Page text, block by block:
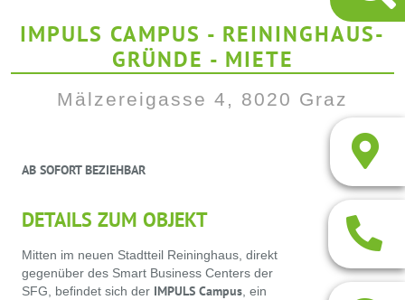
IMPULS CAMPUS - REININGHAUS-
GRÜNDE - MIETE
Mälzereigasse 4, 8020 Graz
AB SOFORT BEZIEHBAR
DETAILS ZUM OBJEKT
Mitten im neuen Stadtteil Reininghaus, direkt
gegenüber des Smart Business Centers der
SFG, befindet sich der IMPULS Campus , ein